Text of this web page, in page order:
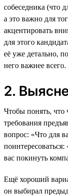
собеседника (что
а это важно для
акцентировать
для этого
её уже детально,
него важнее всего.
2.
Чтобы понять, что
требования
вопрос: «Что для
поинтересоваться:
вас покинуть
Ещё хороший
он выбирал